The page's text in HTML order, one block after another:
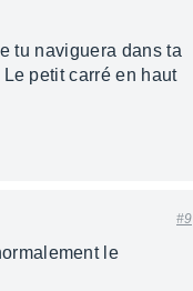
tu naviguera dans ta
petit carré en haut
#9
le